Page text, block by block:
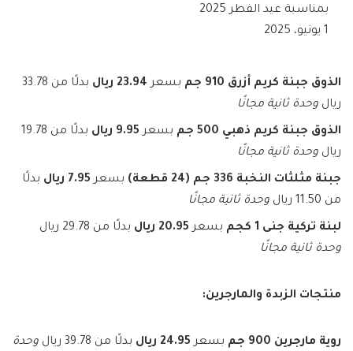
بمناسبة عيد الفطر 2025
1 يونيو، 2025
الذوق جبنة كريم أزرق 910 جم بسعر 23.94 ريال
بدلًا من 33.78
ريال وحدة ثانية مجانًا
الذوق جبنة كريم ذهبي 500 جم بسعر 9.95 ريال
بدلًا من 19.78
ريال وحدة ثانية مجانًا
جبنة مثلثات النخبة 336 جم (24 قطعة) بسعر 7.95 ريال
بدلًا
من 11.50 ريال
وحدة ثانية مجانًا
لبنة تركية جنى 1 كجم بسعر 20.95 ريال
بدلًا من 29.78 ريال
وحدة ثانية مجانًا
منتجات الزبدة والمارجرين:
روية مارجرين 900 جم بسعر 24.95 ريال بدلًا من 39.78 ريال
وحدة